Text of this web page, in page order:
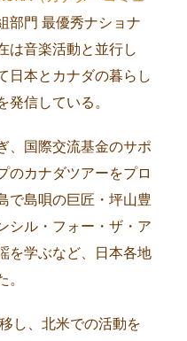
部門 最優秀ナショナ
は音楽活動と並行し
日本とカナダの暮らし
信している。
、国際交流基金のサポ
のカナダツアーをプロ
で島唄の巨匠・坪山豊
シル・フォー・ザ・ア
を学ぶなど、日本各地
し、北米での活動を